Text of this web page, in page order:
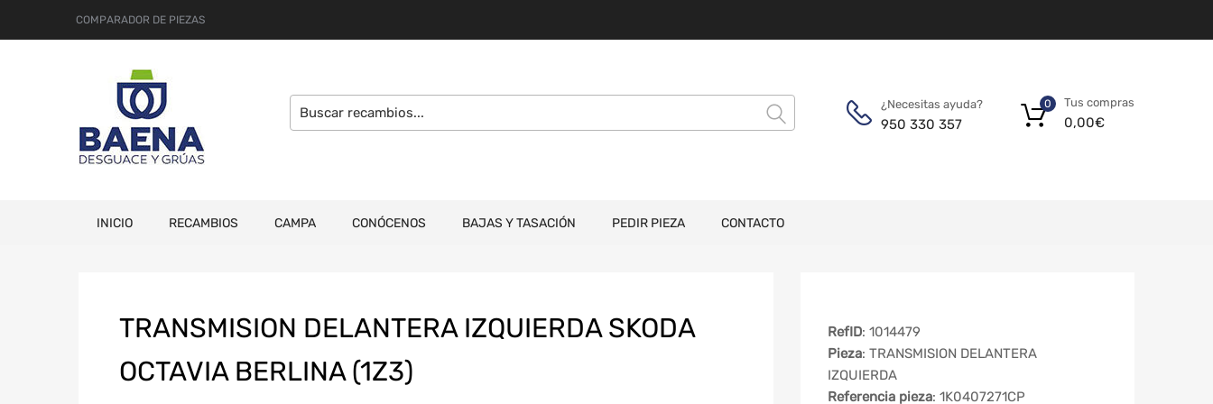
COMPARADOR DE PIEZAS
¿Necesitas ayuda?
950 330 357
Tus compras
0,00€
0
INICIO RECAMBIOS CAMPA CONÓCENOS BAJAS Y TASACIÓN PEDIR PIEZA CONTACTO
TRANSMISION DELANTERA IZQUIERDA SKODA
OCTAVIA BERLINA (1Z3)
RefID: 1014479
Pieza: TRANSMISION DELANTERA
IZQUIERDA
Referencia pieza: 1K0407271CP